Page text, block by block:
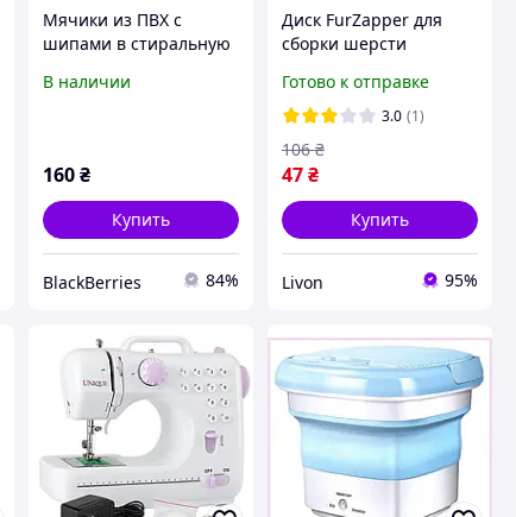
Мячики из ПВХ с
шипами в стиральную
одежды Синий (sv2547)
В наличии
160 ₴
Купить
BlackBerries 84%
Диск FurZapper для
сборки шерсти
мебели, вручную или
во время стирки в
машинке
Готово к отправке
3.0 (1)
47₴
106 ₴
Купить
Livon 95%